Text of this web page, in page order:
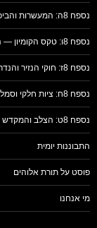
נספח 8ה: המעשרות והביכורים — מדוע אין אפשרות לקיימם כיום
נספח 8ו: טקס הקומיון — הסעודה האחרונה של ישוע הייתה פסח
נספח 8ז: חוקי הנזיר והנדרים — מדוע אין אפשרות לקיימם כיום
נספח 8ח: ציות חלקי וסמלי הקשור למקדש
נספח 8ט: הצלב והמקדש
התבוננות יומית
פוסט על תורת אלוהים
מי אנחנו